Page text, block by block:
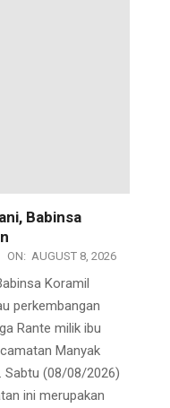
Babinsa
ON: AUGUST 8, 2026
Koramil
perkembangan
Rante milik ibu
Manyak
Sabtu (08/08/2026)
ini merupakan